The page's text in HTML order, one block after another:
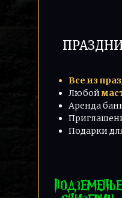
Все из
Любой
Аренда
Подарки
ПОДЗЕМЕЛЬЕ